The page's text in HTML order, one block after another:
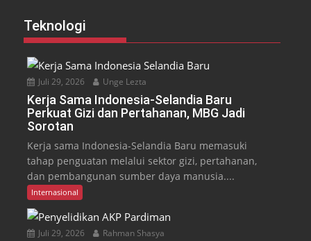
Teknologi
Juli 29, 2026 Unge Lezta
Kerja Sama Indonesia-Selandia Baru
Perkuat Gizi dan Pertahanan, MBG Jadi
Sorotan
Kerja sama Indonesia-Selandia Baru memasuki
tahap penguatan melalui sektor gizi, pertahanan,
dan pembangunan sumber daya manusia....
Internasional
Juli 29, 2026 Rahman Shasya